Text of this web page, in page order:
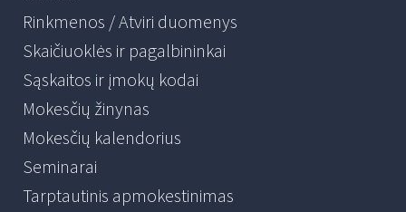
Rinkmenos / Atviri duomenys
Skaičiuoklės ir pagalbininkai
Sąskaitos ir įmokų kodai
Mokesčių žinynas
Mokesčių kalendorius
Seminarai
Tarptautinis apmokestinimas